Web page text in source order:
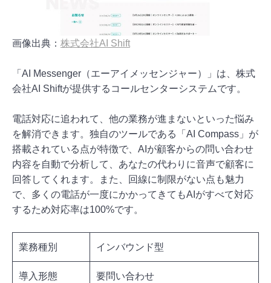
画像出典： 株式会社AI Shift
「AI Messenger（エーアイメッセンジャー）」は、株式
会社AI Shiftが提供するコールセンターシステムです。
電話対応に追われて、他の業務が進まないといった悩み
を解消できます。独自のツールである「AI Compass」が
搭載されている点が特徴で、AIが顧客からの問い合わせ
内容を自動で分析して、あなたの代わりに音声で顧客に
回答してくれます。また、回線に制限がない点も魅力
で、多くの電話が一度にかかってきてもAIがすべて対応
するため対応率は100%です。
業務種別 インバウンド型
導入形態 要問い合わせ